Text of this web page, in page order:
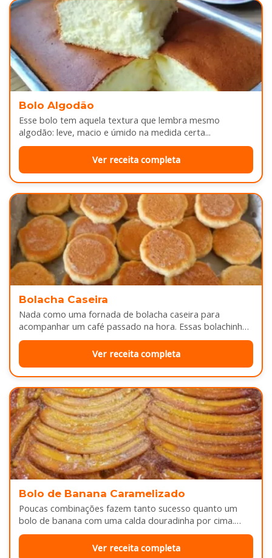
Bolo Algodão
Esse bolo tem aquela textura que lembra mesmo
algodão: leve, macio e úmido na medida certa...
Ver receita completa
Bolacha Caseira
Nada como uma fornada de bolacha caseira para
acompanhar um café passado na hora. Essas bolachinhas
ficam levemente douradas por…
Ver receita completa
Bolo de Banana Caramelizado
Poucas combinações fazem tanto sucesso quanto um
bolo de banana com uma calda douradinha por cima.
Enquanto assa, aquele cheirinho…
Ver receita completa